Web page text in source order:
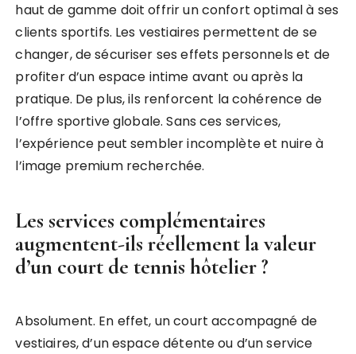
haut de gamme doit offrir un confort optimal à ses
clients sportifs. Les vestiaires permettent de se
changer, de sécuriser ses effets personnels et de
profiter d’un espace intime avant ou après la
pratique. De plus, ils renforcent la cohérence de
l’offre sportive globale. Sans ces services,
l’expérience peut sembler incomplète et nuire à
l’image premium recherchée.
Les services complémentaires
augmentent-ils réellement la valeur
d’un court de tennis hôtelier ?
Absolument. En effet, un court accompagné de
vestiaires, d’un espace détente ou d’un service